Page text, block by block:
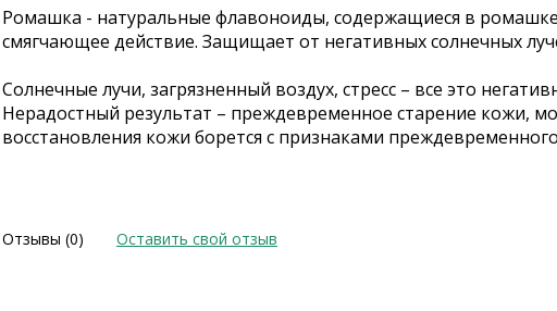
Ромашка - натуральные флавоноиды, содержащиеся в
смягчающее действие. Защищает от негативных солнечных
Cолнечные лучи, загрязненный воздух, стресс – все это
Нерадостный результат – преждевременное старение кожи,
восстановления кожи борется с признаками
Отзывы (0) Оставить свой отзыв